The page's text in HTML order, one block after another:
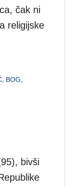
čak ni
religijske
BOG
bivši